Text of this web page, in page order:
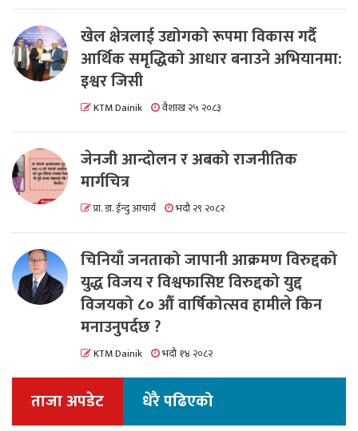
खेल क्षेत्रलाई उद्योगको रूपमा विकास गर्दै
आर्थिक समृद्धिको आधार बनाउने अभियानमा:
इश्वर जिसी
KTM Dainik वैशाख २५ २०८३
जेनजी आन्दोलन र अबको राजनीतिक
मार्गचित्र
प्रा. डा. ईन्दु आचार्य भदौ २९ २०८२
चिनियाँ जनताको जापानी आक्रमण विरुद्दको
युद्ध विजय र विश्वफासिष्ट विरुद्दको युद्द
विजयको ८० औं वार्षिकोत्सव हामीले किन
मनाउनुपर्दछ ?
KTM Dainik भदौ १४ २०८२
ताजा अपडेट धेरै पढिएको